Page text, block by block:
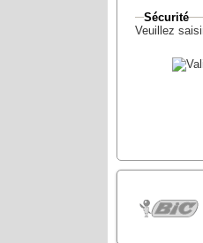
Sécurité
Veuillez